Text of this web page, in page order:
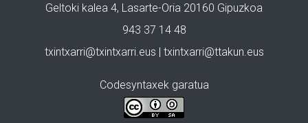
Geltoki kalea 4, Lasarte-Oria 20160 Gipuzkoa
943 37 14 48
txintxarri@txintxarri.eus | txintxarri@ttakun.eus
Codesyntaxek garatua